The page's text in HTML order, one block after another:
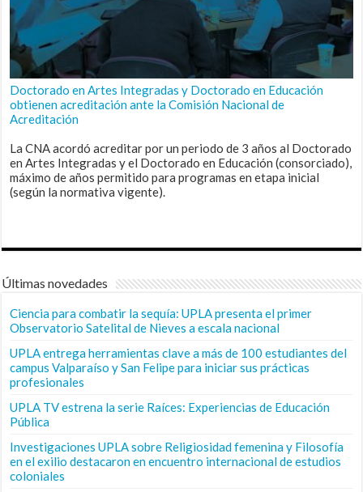
Doctorado en Artes Integradas y Doctorado en Educación
obtienen acreditación ante la Comisión Nacional de
Acreditación
La CNA acordó acreditar por un periodo de 3 años al Doctorado
en Artes Integradas y el Doctorado en Educación (consorciado),
máximo de años permitido para programas en etapa inicial
(según la normativa vigente).
Últimas novedades
Ciencia para combatir la sequía: UPLA presenta el primer
Observatorio Satelital de Nieves a escala nacional
UPLA entrega herramientas clave a más de 100 estudiantes del
campus Valparaíso y San Felipe para iniciar sus prácticas
profesionales
UPLA TV estrena la serie Raíces: Experiencias de Educación
Pública
Investigaciones UPLA sobre Religiosidad femenina y Filosofía
en el exilio destacaron en encuentro internacional de estudios
coloniales